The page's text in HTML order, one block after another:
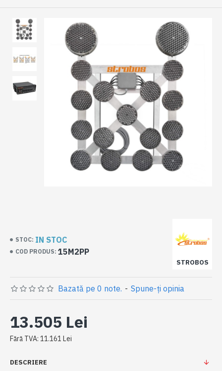
STOC: IN STOC
COD PRODUS: 15M2PP
STROBOS
Bazată pe 0 note. - Spune-ţi opinia
13.505 Lei
Fără TVA: 11.161 Lei
DESCRIERE